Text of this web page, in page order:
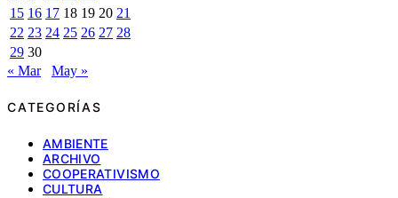
15 16 17 18 19 20 21
22 23 24 25 26 27 28
29 30
« Mar
May »
CATEGORÍAS
AMBIENTE
ARCHIVO
COOPERATIVISMO
CULTURA